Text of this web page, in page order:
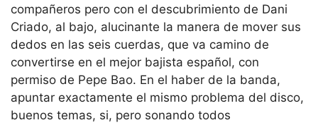
compañeros pero con el descubrimiento de Dani
Criado, al bajo, alucinante la manera de mover sus
dedos en las seis cuerdas, que va camino de
convertirse en el mejor bajista español, con
permiso de Pepe Bao. En el haber de la banda,
apuntar exactamente el mismo problema del disco,
buenos temas, si, pero sonando todos